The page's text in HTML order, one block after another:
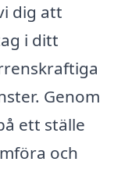
dig att
i ditt
Genom
ett ställe
och